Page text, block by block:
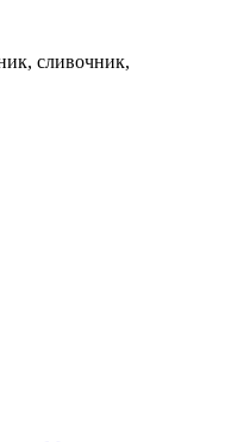
сливочник,